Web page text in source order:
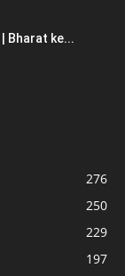
| Bharat ke...
276
250
229
197